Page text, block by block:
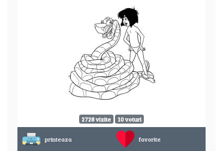
2728 vizite 10 voturi
printeaza favorite